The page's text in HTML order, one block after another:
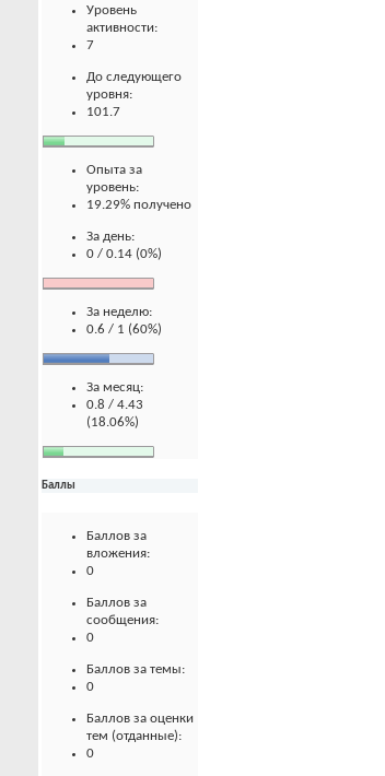
Уровень
активности:
7
До следующего
уровня:
101.7
Опыта за
уровень:
19.29% получено
За день:
0 / 0.14 (0%)
За неделю:
0.6 / 1 (60%)
За месяц:
0.8 / 4.43
(18.06%)
Баллы
Баллов за
вложения:
0
Баллов за
сообщения:
0
Баллов за темы:
0
Баллов за оценки
тем (отданные):
0